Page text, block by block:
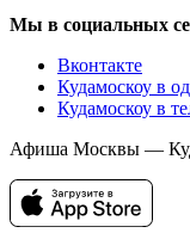
Мы в социальных
Вконтакте
Кудамоскоу в
Кудамоскоу в
Афиша Москвы —